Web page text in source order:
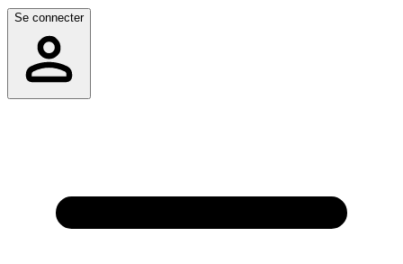
Se connecter